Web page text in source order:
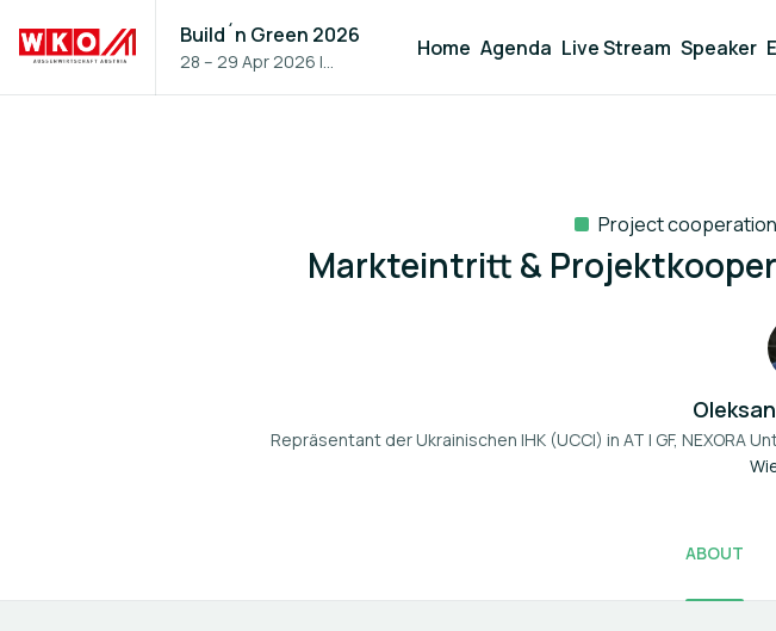
Build´n Green 2026
28 – 29 Apr 2026 |
Home Agenda Live Stream Speaker
Project cooperation
Markteintritt &
Repräsentant der Ukrainischen IHK (UCCI) in AT | GF, NEXORA
ABOUT